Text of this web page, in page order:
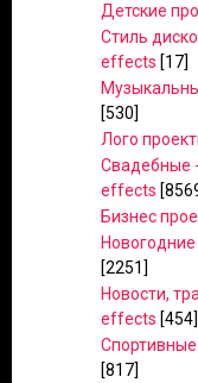
Детские
Стиль
effects [17]
[530]
Лого
Свадебные
effects
Бизнес
[2251]
Новости,
effects [454]
[817]